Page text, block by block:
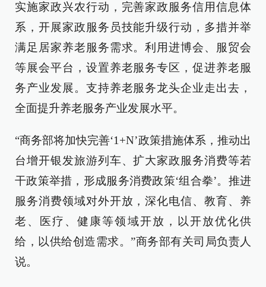
实施家政兴农行动，完善家政服务信用信息体
系，开展家政服务员技能升级行动，多措并举
满足居家养老服务需求。利用进博会、服贸会
等展会平台，设置养老服务专区，促进养老服
务产业发展。支持养老服务龙头企业走出去，
全面提升养老服务产业发展水平。
“商务部将加快完善‘1+N’政策措施体系，推动出
台增开银发旅游列车、扩大家政服务消费等若
干政策举措，形成服务消费政策‘组合拳’。推进
服务消费领域对外开放，深化电信、教育、养
老、医疗、健康等领域开放，以开放优化供
给，以供给创造需求。”商务部有关司局负责人
说。